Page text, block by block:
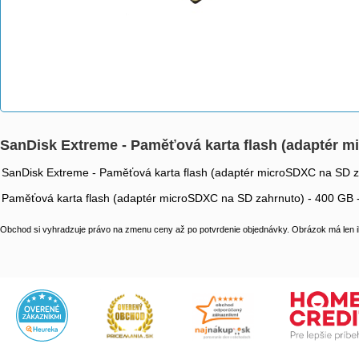
SanDisk Extreme - Paměťová karta flash (adaptér
SanDisk Extreme - Paměťová karta flash (adaptér microSDXC na
Paměťová karta flash (adaptér microSDXC na SD zahrnuto) - 400
Obchod si vyhradzuje právo na zmenu ceny až po potvrdenie objednávky. Obrázok má len